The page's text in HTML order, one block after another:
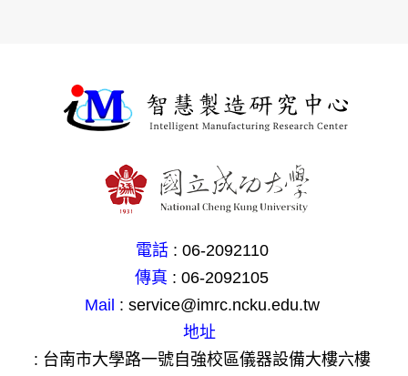
電話 : 06-2092110
傳真 : 06-2092105
Mail : service@imrc.ncku.edu.tw
地址
: 台南市大學路一號自強校區儀器設備大樓六樓